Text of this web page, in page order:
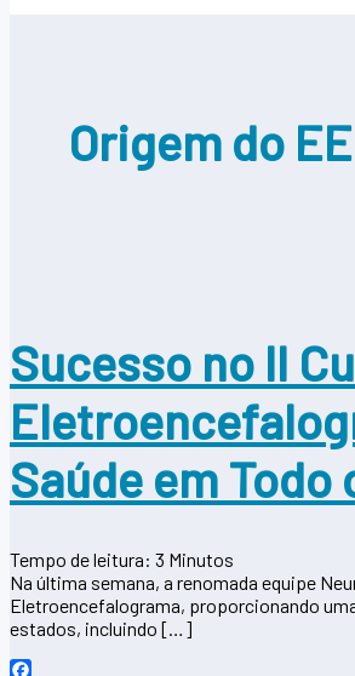
Origem do
Sucesso no II
Saúde em Todo
Tempo de leitura: 3 Minutos
Na última semana, a renomada equipe
Eletroencefalograma, proporcionando
estados, incluindo […]